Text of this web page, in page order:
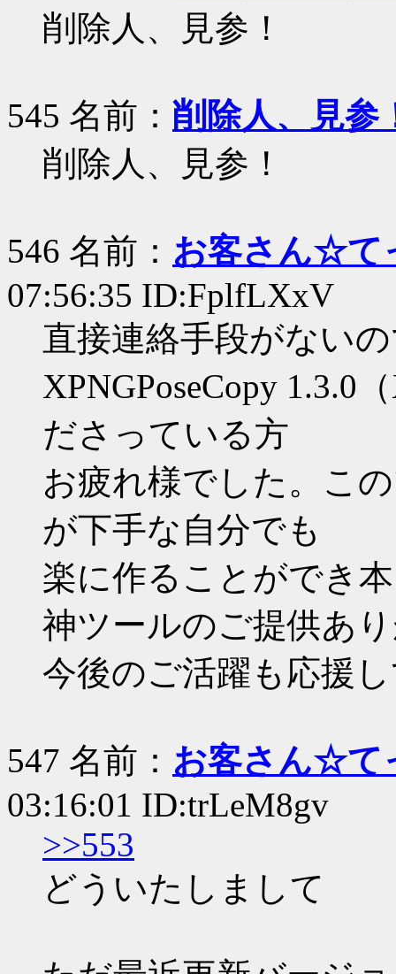
削除人、見参！
545 名前： 削除人、見参
削除人、見参！
546 名前： お客さん☆て
07:56:35 ID:FplfLXxV
直接連絡手段がない
XPNGPoseCopy 1.3.0
ださっている方
お疲れ様でした。こ
が下手な自分でも
楽に作ることができ
神ツールのご提供あ
今後のご活躍も応援
547 名前： お客さん☆て
03:16:01 ID:trLeM8gv
>>553
どういたしまして